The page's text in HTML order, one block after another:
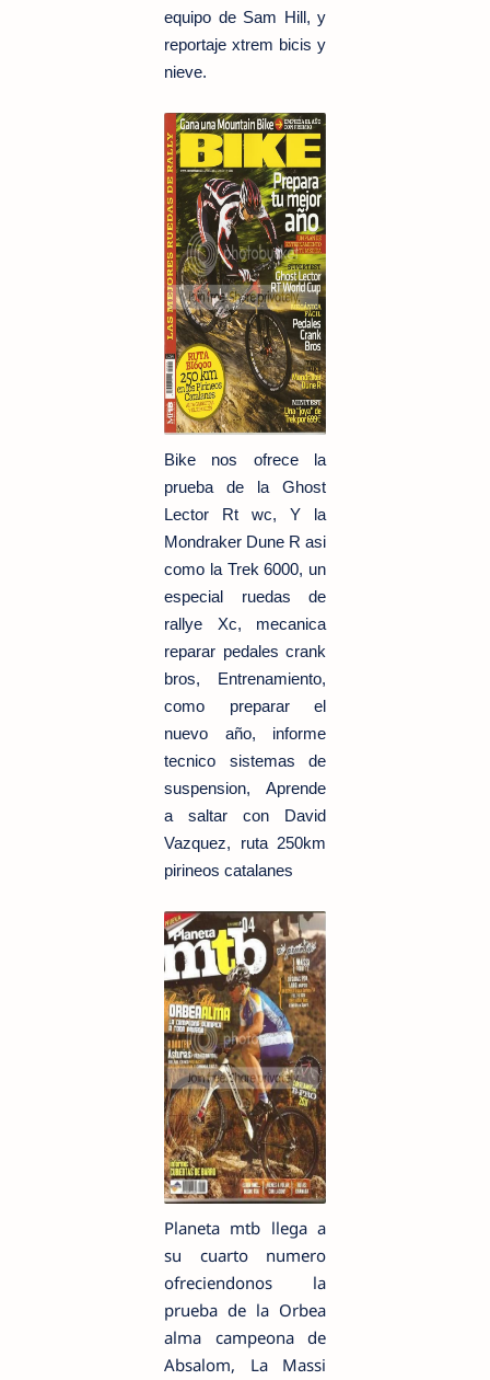
equipo de Sam Hill, y
reportaje xtrem bicis y
nieve.
Bike nos ofrece la
prueba de la Ghost
Lector Rt wc, Y la
Mondraker Dune R asi
como la Trek 6000, un
especial ruedas de
rallye Xc, mecanica
reparar pedales crank
bros, Entrenamiento,
como preparar el
nuevo año, informe
tecnico sistemas de
suspension, Aprende
a saltar con David
Vazquez, ruta 250km
pirineos catalanes
Planeta mtb llega a
su cuarto numero
ofreciendonos la
prueba de la Orbea
alma campeona de
Absalom, La Massi